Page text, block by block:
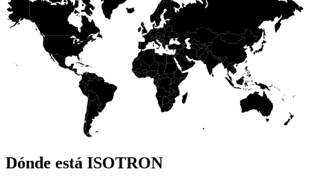
Dónde está ISOTRON